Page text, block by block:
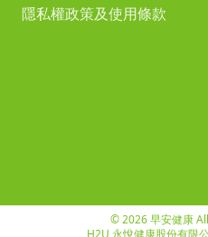
隱私權政策及使用條款
© 2026 早安健康
H2U 永悅健康股份有限